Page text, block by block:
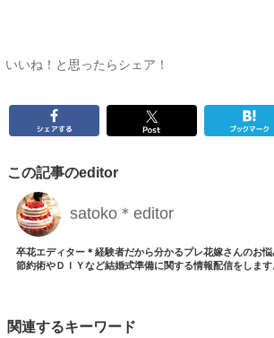
いいね！と思ったらシェア！
この記事のeditor
satoko＊editor
卒花エディター＊経験者だから分かるプレ花嫁さんのお悩
節約術やＤＩＹなど結婚式準備に関する情報配信をします
関連するキーワード